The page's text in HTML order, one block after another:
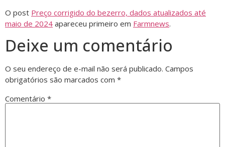
O post Preço corrigido do bezerro, dados atualizados até
maio de 2024 apareceu primeiro em Farmnews.
Deixe um comentário
O seu endereço de e-mail não será publicado. Campos
obrigatórios são marcados com *
Comentário *